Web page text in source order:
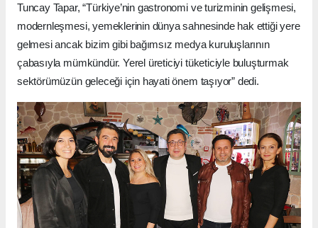
Tuncay Tapar, “Türkiye’nin gastronomi ve turizminin gelişmesi,
modernleşmesi, yemeklerinin dünya sahnesinde hak ettiği yere
gelmesi ancak bizim gibi bağımsız medya kuruluşlarının
çabasıyla mümkündür. Yerel üreticiyi tüketiciyle buluşturmak
sektörümüzün geleceği için hayati önem taşıyor” dedi.